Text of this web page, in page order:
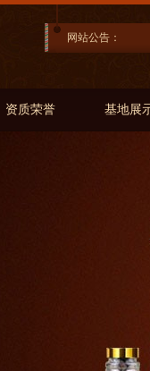
网站公告：
资质荣誉 基地展